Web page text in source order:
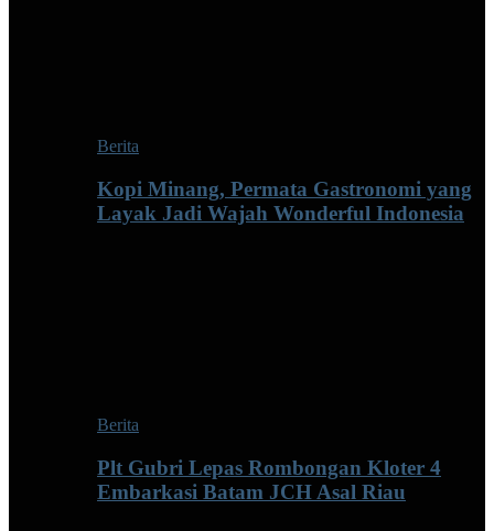
Berita
Kopi Minang, Permata Gastronomi yang
Layak Jadi Wajah Wonderful Indonesia
Berita
Plt Gubri Lepas Rombongan Kloter 4
Embarkasi Batam JCH Asal Riau